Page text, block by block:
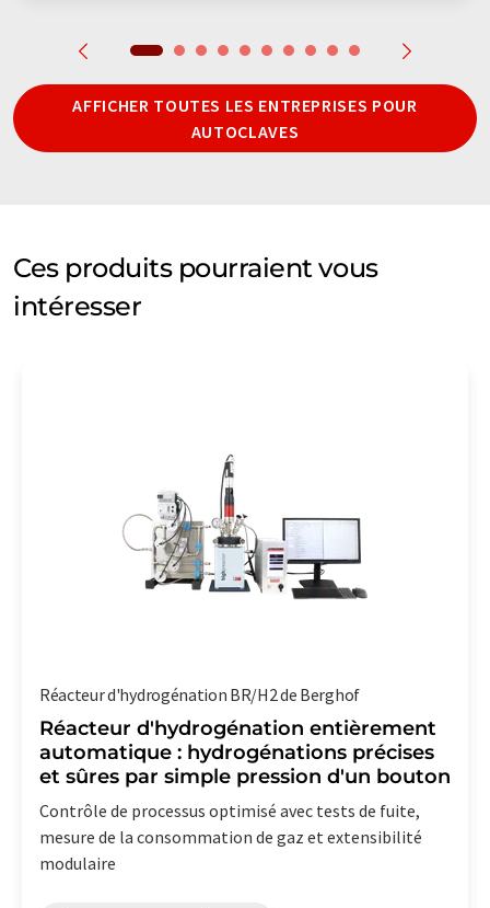
AFFICHER TOUTES LES ENTREPRISES POUR
AUTOCLAVES
Ces produits pourraient vous
intéresser
Réacteur d'hydrogénation BR/H2 de Berghof
Réacteur d'hydrogénation entièrement
automatique : hydrogénations précises
et sûres par simple pression d'un bouton
Contrôle de processus optimisé avec tests de fuite,
mesure de la consommation de gaz et extensibilité
modulaire